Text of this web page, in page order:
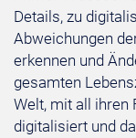
Details, zu
Abweichungen
erkennen und
gesamten
Welt, mit all ihren
digitalisiert und